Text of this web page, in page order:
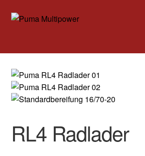
Zur
Zum
Home
Modelle
Versandkosten
Kontakt
RL4 Radlader